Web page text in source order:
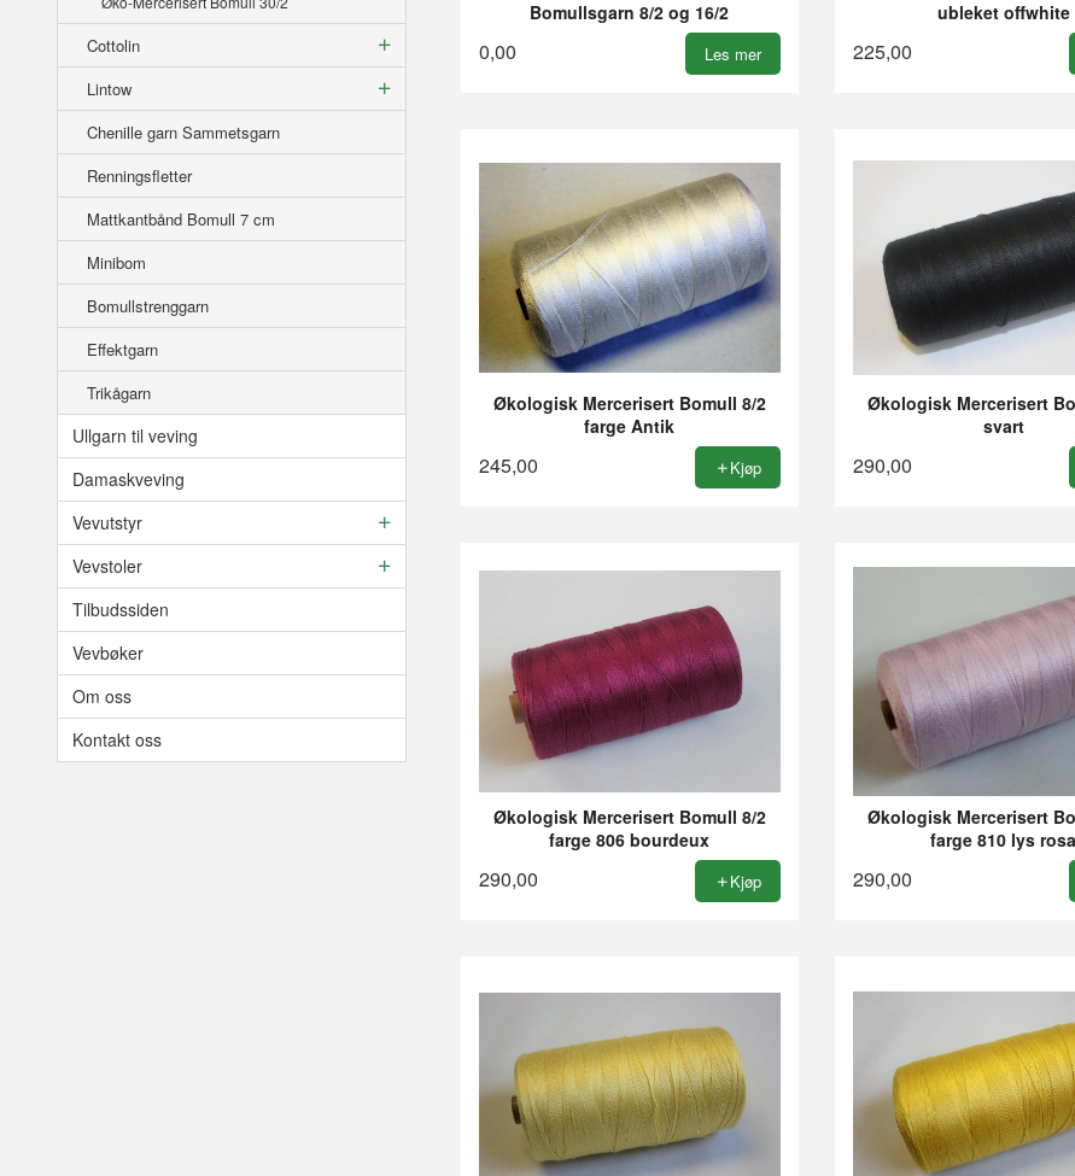
Cottolin
Lintow
Chenille garn Sammetsgarn
Renningsfletter
Mattkantbånd Bomull 7 cm
Minibom
Bomullstrenggarn
Effektgarn
Trikågarn
Ullgarn til veving
Damaskveving
Vevutstyr
Vevstoler
Tilbudssiden
Vevbøker
Om oss
Kontakt oss
Bomullsgarn 8/2 og 16/2
0,00 Les mer
ubleket offwhite
225,00
Økologisk Mercerisert Bomull 8/2
farge Antik
245,00 Kjøp
Økologisk Mercerisert
svart
290,00
Økologisk Mercerisert Bomull 8/2
farge 806 bourdeux
290,00 Kjøp
Økologisk Mercerisert
farge 810 lys rosa
290,00